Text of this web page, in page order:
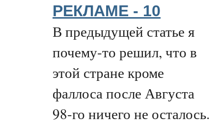
РЕКЛАМЕ - 10
В предыдущей статье я
почему-то решил, что в
этой стране кроме
фаллоса после Августа
98-го ничего не осталось.